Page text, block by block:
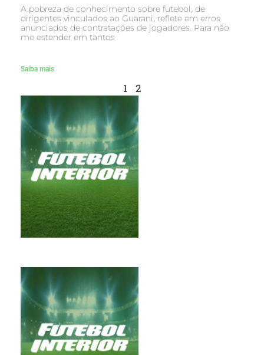
A pobreza de conhecimento sobre futebol, de
dirigentes vinculados ao Guarani, reflete em erros
anunciados de contratações de jogadores. Para não
me estender em tantos
Saiba mais
1 2